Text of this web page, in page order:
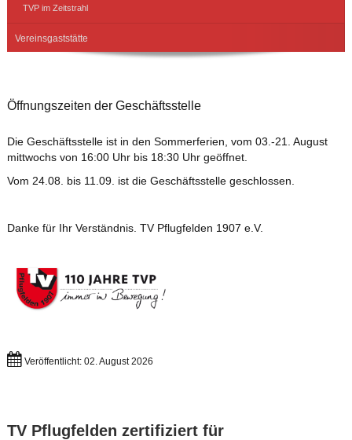
TVP im Zeitstrahl
Vereinsgaststätte
Öffnungszeiten der Geschäftsstelle
Die Geschäftsstelle ist in den Sommerferien, vom 03.-21. August
mittwochs von 16:00 Uhr bis 18:30 Uhr geöffnet.
Vom 24.08. bis 11.09. ist die Geschäftsstelle geschlossen.
Danke für Ihr Verständnis. TV Pflugfelden 1907 e.V.
Veröffentlicht: 02. August 2026
TV Pflugfelden zertifiziert für